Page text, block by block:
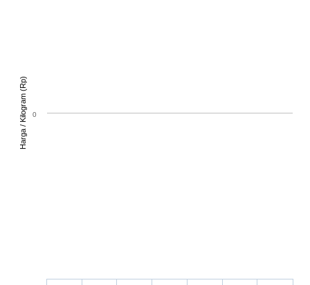
Harga / Kilogram (Rp) 0